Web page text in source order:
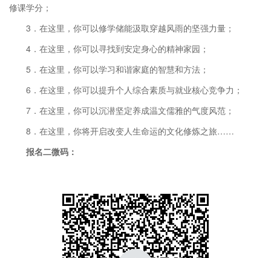
修课学分；
3．在这里，你可以修学储能汲取穿越风雨的坚强力量；
4．在这里，你可以寻找到安定身心的精神家园；
5．在这里，你可以学习和谐家庭的智慧和方法；
6．在这里，你可以提升个人综合素质与就业核心竞争力；
7．在这里，你可以沉潜坚定养成温文儒雅的气度风范；
8．在这里，你将开启改变人生命运的文化修炼之旅……
报名二微码：